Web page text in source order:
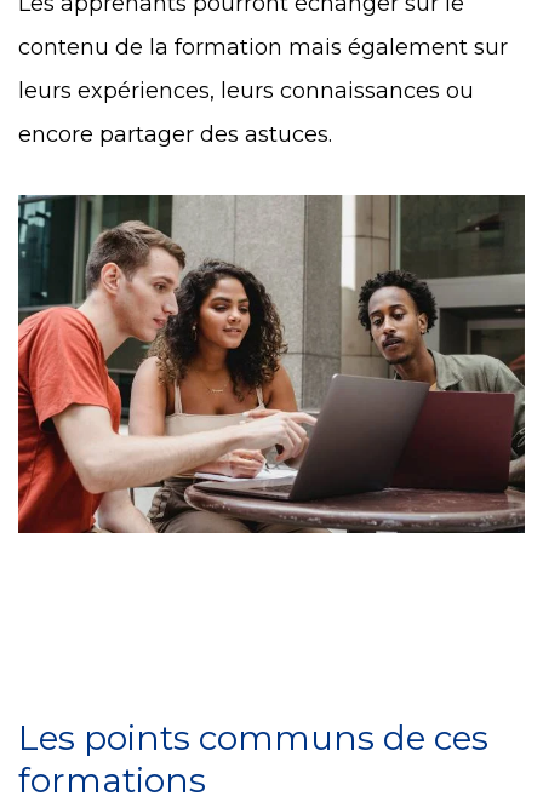
contenu de la formation mais également sur
leurs expériences, leurs connaissances ou
encore partager des astuces.
Les points communs de ces
formations